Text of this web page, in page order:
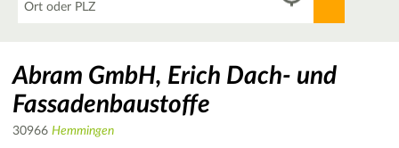
Abram GmbH, Erich Dach- und
Fassadenbaustoffe
30966 Hemmingen